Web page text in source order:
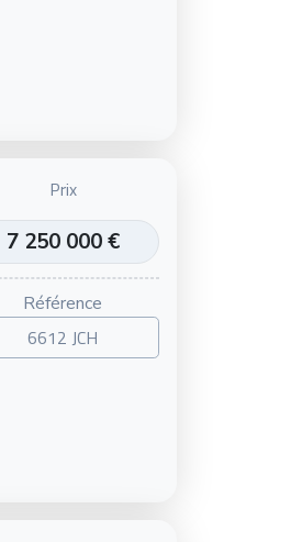
Prix
7 250 000 €
Référence
6612 JCH